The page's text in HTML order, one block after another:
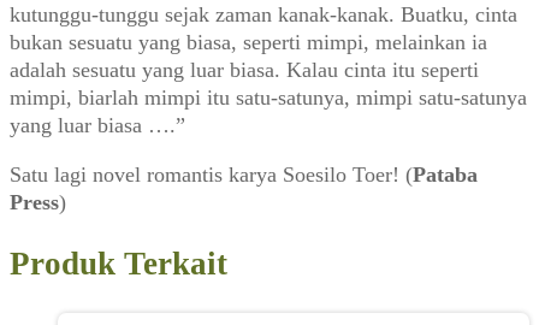
kutunggu-tunggu sejak zaman kanak-kanak. Buatku, cinta
bukan sesuatu yang biasa, seperti mimpi, melainkan ia
adalah sesuatu yang luar biasa. Kalau cinta itu seperti
mimpi, biarlah mimpi itu satu-satunya, mimpi satu-satunya
yang luar biasa ….”
Satu lagi novel romantis karya Soesilo Toer! (Pataba
Press)
Produk Terkait